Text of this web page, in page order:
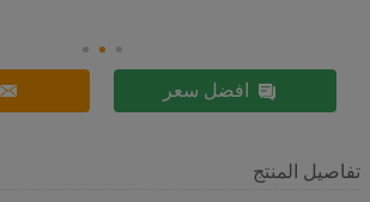
افضل سعر
تفاصيل المنتج